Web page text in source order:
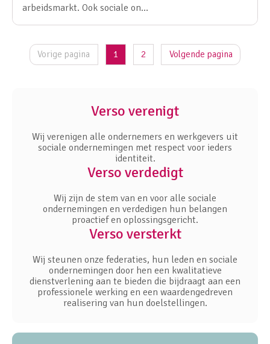
arbeidsmarkt. Ook sociale on…
Vorige pagina 1 2 Volgende pagina
Verso verenigt
Wij verenigen alle ondernemers en werkgevers uit
sociale ondernemingen met respect voor ieders
identiteit.
Verso verdedigt
Wij zijn de stem van en voor alle sociale
ondernemingen en verdedigen hun belangen
proactief en oplossingsgericht.
Verso versterkt
Wij steunen onze federaties, hun leden en sociale
ondernemingen door hen een kwalitatieve
dienstverlening aan te bieden die bijdraagt aan een
professionele werking en een waardengedreven
realisering van hun doelstellingen.